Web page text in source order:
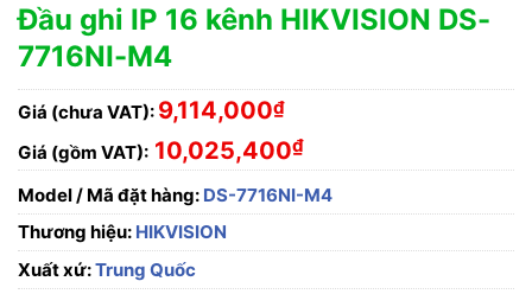
Đầu ghi IP 16 kênh HIKVISION DS-
7716NI-M4
Giá (chưa VAT): 9,114,000₫
Giá (gồm VAT): 10,025,400₫
Model / Mã đặt hàng: DS-7716NI-M4
Thương hiệu: HIKVISION
Xuất xứ:Trung Quốc